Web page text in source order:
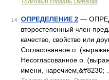
Толковый словарь Ожегова
14 ОПРЕДЕЛЕНИЕ 2 —
второстепенный член
качество, свойство или
Согласованное о.
Несогласованное о.
имени, наречием,&#8230; …